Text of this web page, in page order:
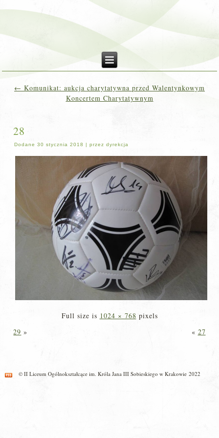
← Komunikat: aukcja charytatywna przed Walentynkowym
Koncertem Charytatywnym
28
Dodane 30 stycznia 2018 |przez dyrekcja
Full size is 1024 × 768 pixels
29 » « 27
© II Liceum Ogólnokształcące im. Króla Jana III Sobieskiego w Krakowie 2022